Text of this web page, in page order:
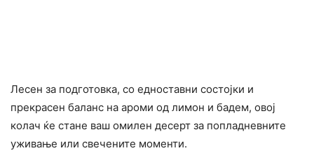
Лесен за подготовка, со едноставни состојки и
прекрасен баланс на ароми од лимон и бадем, овој
колач ќе стане ваш омилен десерт за попладневните
уживање или свечените моменти.